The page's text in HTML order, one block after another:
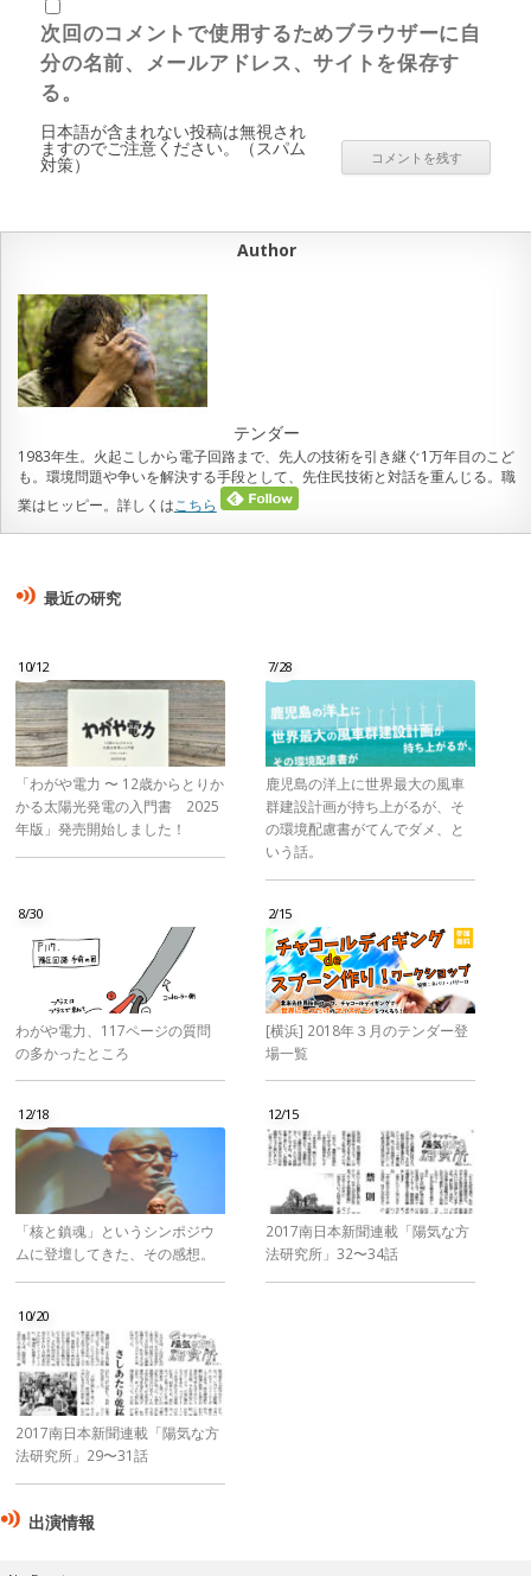
次回のコメントで使用するためブラウザーに自
分の名前、メールアドレス、サイトを保存す
る。
日本語が含まれない投稿は無視され
ますのでご注意ください。（スパム
対策）
Author
テンダー
1983年生。火起こしから電子回路まで、先人の技術を引き継ぐ1万年目のこど
も。環境問題や争いを解決する手段として、先住民技術と対話を重んじる。職
業はヒッピー。詳しくは こちら
最近の研究
10/12
「わがや電力 〜 12歳からとりか
かる太陽光発電の入門書 2025
年版」発売開始しました！
7/28
鹿児島の洋上に世界最大の風車
群建設計画が持ち上がるが、そ
の環境配慮書がてんでダメ、と
いう話。
8/30
わがや電力、117ページの質問
の多かったところ
2/15
[横浜] 2018年３月のテンダー登
場一覧
12/18
「核と鎮魂」というシンポジウ
ムに登壇してきた、その感想。
12/15
2017南日本新聞連載「陽気な方
法研究所」32〜34話
10/20
2017南日本新聞連載「陽気な方
法研究所」29〜31話
出演情報